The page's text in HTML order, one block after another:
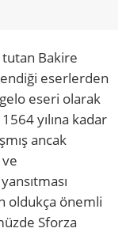
tutan Bakire
eserlerden
eseri olarak
yılına kadar
ancak
oldukça önemli
Sforza